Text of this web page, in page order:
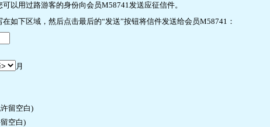
以用过路游客的身份向会员M58741发送应征信件。
如下区域，然后点击最后的“发送”按钮将信件发送给会员M58741：
月
留空白)
空白)